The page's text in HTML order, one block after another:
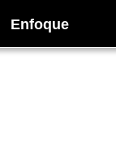
Enfoque